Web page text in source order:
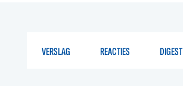
VERSLAG REACTIES DIGEST